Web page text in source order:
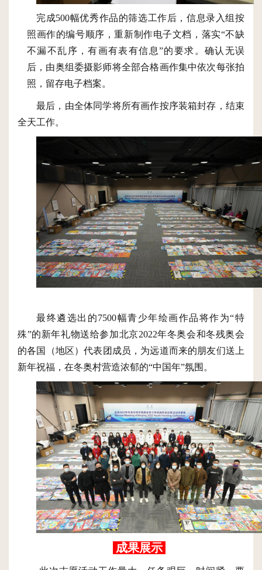
完成500幅优秀作品的筛选工作后 ，信息录入组按
照画作的编号顺序 ，重新制作电子文档 ， 落实“不缺
不漏不乱序 ，有画有表有信息”的要求 。 确认无误
后， 由奥组委摄影师将全部合格画作集中依次每张拍
照 ， 留存电子档案。
最后 ， 由全体同学将所有画作按序装箱封存 ，结束
全天工作。
最终遴选出的7500幅青少年绘画作品将作为“特
殊”的新年礼物送给参加北京2022年冬奥会和冬残奥会
的各国（地区）代表团成员，为远道而来的朋友们送上
新年祝福，在冬奥村营造浓郁的“中国年”氛围。
成果展示